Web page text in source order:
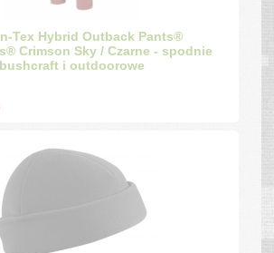
Tex Hybrid Outback Pants®
Crimson Sky / Czarne - spodnie
bushcraft i outdoorowe